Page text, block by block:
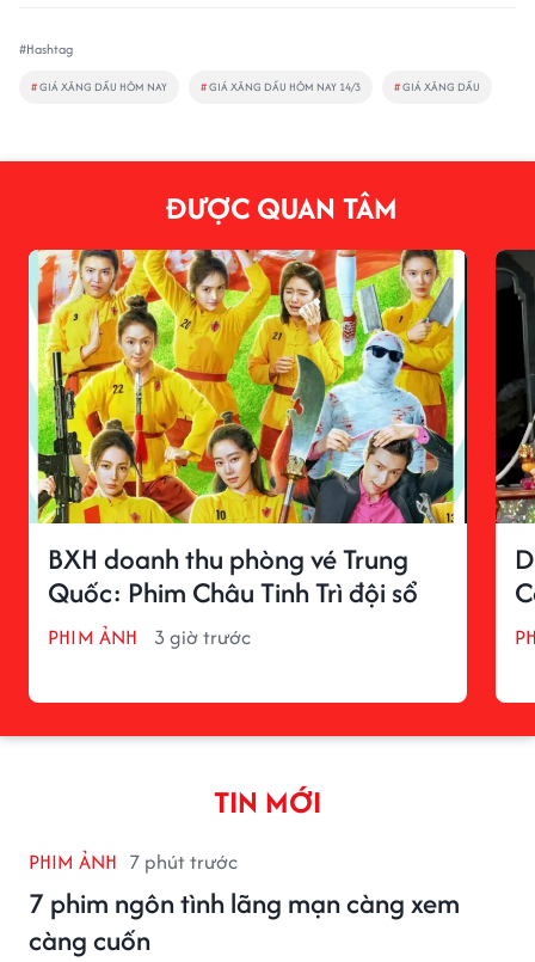
#Hashtag
#GIÁ XĂNG DẦU HÔM NAY #GIÁ XĂNG DẦU HÔM NAY 14/3 #GIÁ XĂNG DẦU
ĐƯỢC QUAN TÂM
BXH doanh thu phòng vé Trung
Quốc: Phim Châu Tinh Trì đội sổ
PHIM ẢNH 3 giờ trước
TIN MỚI
PHIM ẢNH 7 phút trước
7 phim ngôn tình lãng mạn càng xem
càng cuốn